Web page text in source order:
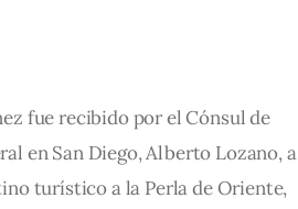
fue recibido por el Cónsul de
en San Diego, Alberto Lozano, a
turístico a la Perla de Oriente,